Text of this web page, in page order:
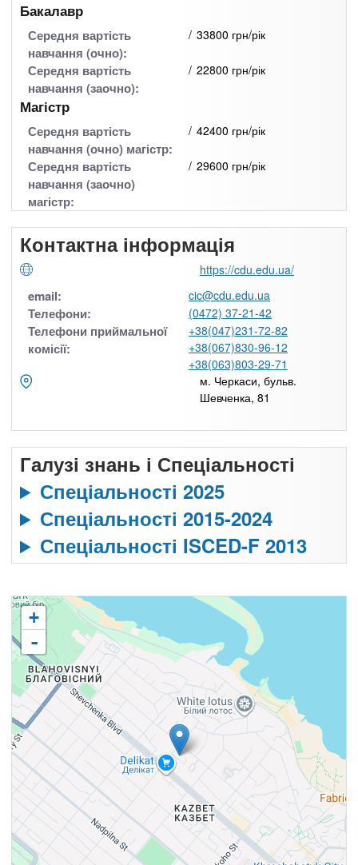
Бакалавр
Середня вартість
навчання (очно):
33800 грн/рік
Середня вартість
навчання (заочно):
22800 грн/рік
Магістр
Середня вартість
навчання (очно) магістр:
42400 грн/рік
Середня вартість
навчання (заочно)
магістр:
29600 грн/рік
Контактна інформація
https://cdu.edu.ua/
email: cic@cdu.edu.ua
Телефони: (0472) 37-21-42
Телефони приймальної
комісії:
+38(047)231-72-82
+38(067)830-96-12
+38(063)803-29-71
м. Черкаси, бульв.
Шевченка, 81
Галузі знань і Спеціальності
Спеціальності 2025
Спеціальності 2015-2024
Спеціальності ISCED-F 2013
+
-